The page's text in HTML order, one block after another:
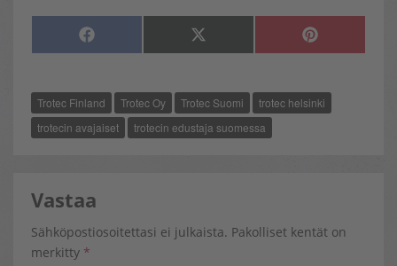
SHARE
F
A
O
O
K
SHARE
X
(
T
T
E
R
)
SHARE
P
I
R
E
S
Trotec Finland Trotec Oy Trotec Suomi
trotec helsinki
trotecin avajaiset
trotecin edustaja suomessa
Vastaa
Sähköpostiosoitettasi ei julkaista. Pakolliset kentät on
merkitty *